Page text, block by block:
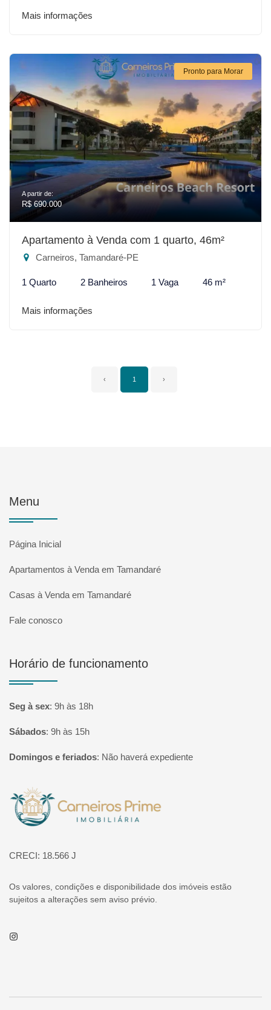
Mais informações
Pronto para Morar
A partir de:
R$ 690.000
Apartamento à Venda com 1 quarto, 46m²
Carneiros, Tamandaré-PE
1 Quarto 2 Banheiros 1 Vaga 46 m²
Mais informações
‹ 1 ›
Menu
Página Inicial
Apartamentos à Venda em Tamandaré
Casas à Venda em Tamandaré
Fale conosco
Horário de funcionamento
Seg à sex: 9h às 18h
Sábados: 9h às 15h
Domingos e feriados: Não haverá expediente
Página inicial
CRECI: 18.566 J
Os valores, condições e disponibilidade dos imóveis estão
sujeitos a alterações sem aviso prévio.
Instagram